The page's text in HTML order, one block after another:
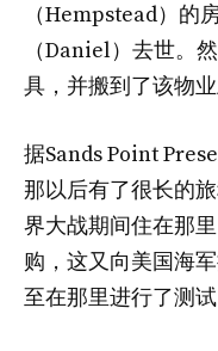
（Hempstead）的
（Daniel）去世。
具，并搬到了该物
据Sands Point
那以后有了很长的
界大战期间住在那
购，这又向美国海
至在那里进行了测试